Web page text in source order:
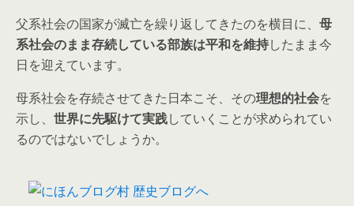
父系社会の国家が滅亡を繰り返してきたのを横目に、 母
系社会のまま存続している部族は平和を維持したまま今
日を迎えています。
母系社会を存続させてきた日本こそ、その理想的社会を
示し、 世界に先駆けて実践していくことが求められてい
るのではないでしょうか。